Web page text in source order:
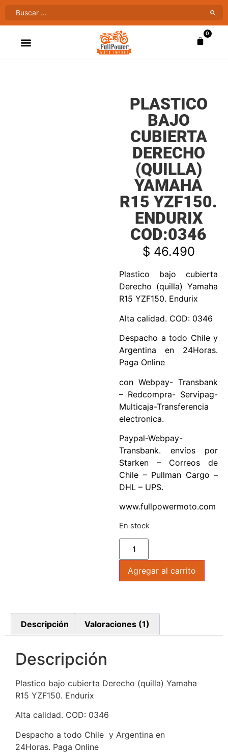
0
PLASTICO
BAJO
CUBIERTA
DERECHO
(QUILLA)
YAMAHA
R15 YZF150.
ENDURIX
COD:0346
$ 46.490
Plastico bajo cubierta
Derecho (quilla) Yamaha
R15 YZF150. Endurix
Alta calidad. COD: 0346
Despacho a todo Chile y
Argentina en 24Horas.
Paga Online
con Webpay- Transbank
– Redcompra- Servipag-
Multicaja-Transferencia
electronica.
Paypal-Webpay-
Transbank. envíos por
Starken – Correos de
Chile – Pullman Cargo –
DHL – UPS.
www.fullpowermoto.com
En stock
Agregar al carrito
Descripción Valoraciones (1)
Descripción
Plastico bajo cubierta Derecho (quilla) Yamaha
R15 YZF150. Endurix
Alta calidad. COD: 0346
Despacho a todo Chile y Argentina en
24Horas. Paga Online